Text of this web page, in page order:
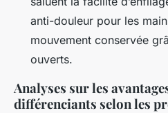
anti-douleur pour les
mouvement conservée
ouverts.
Analyses sur les
différenciants selon les